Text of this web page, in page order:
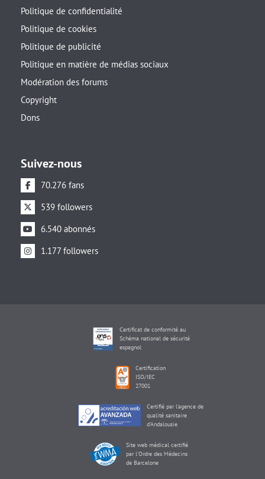
Politique de confidentialité
Politique de cookies
Politique de publicité
Politique en matière de médias sociaux
Modération des forums
Copyright
Dons
Suivez-nous
70.276 fans
539 followers
6.540 abonnés
1.177 followers
Certificat de conformité au
Schéma national de sécurité
espagnol
Certification
ISO/IEC
27001
Certifié par l'agence de
qualité sanitaire
d'Andalousie
Site web médical certifié
par l'Ordre des Médecins
de Barcelone